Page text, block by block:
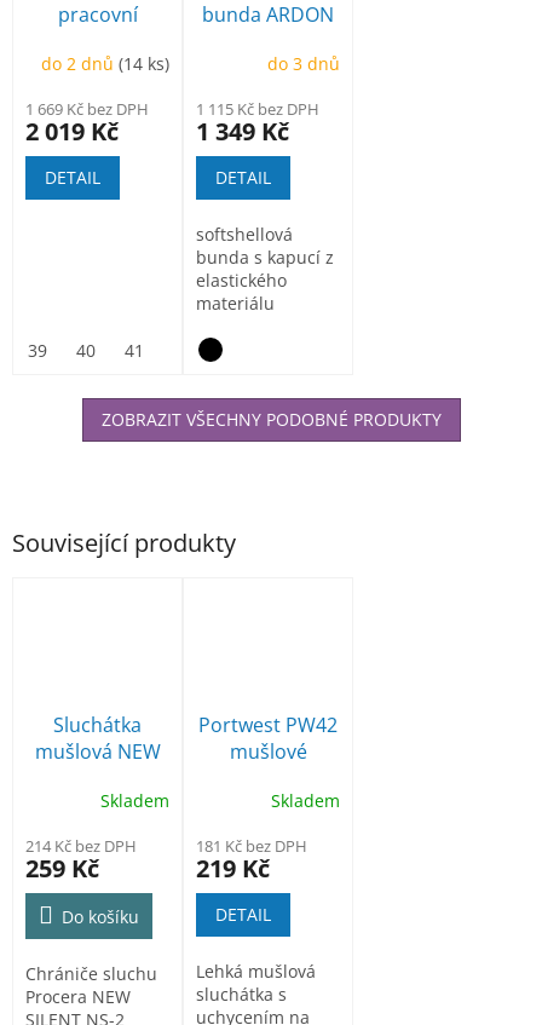
Související produkty
Sluchátka
mušlová NEW
Skladem
214 Kč bez DPH
259 Kč
Do košíku
Chrániče sluchu
Procera NEW
SILENT NS-2
Portwest PW42
mušlové
na přilbu SNR
Skladem
181 Kč bez DPH
219 Kč
DETAIL
Lehká mušlová
sluchátka s
uchycením na
pracovní
do 2 dnů(14 ks)
1 669 Kč bez DPH
2 019 Kč
DETAIL
39 40 41 43
bunda ARDON
do 3 dnů
1 115 Kč bez DPH
1 349 Kč
DETAIL
softshellová
bunda s kapucí z
elastického
materiálu
vnitřní část...
ZOBRAZIT VŠECHNY PODOBNÉ PRODUKTY